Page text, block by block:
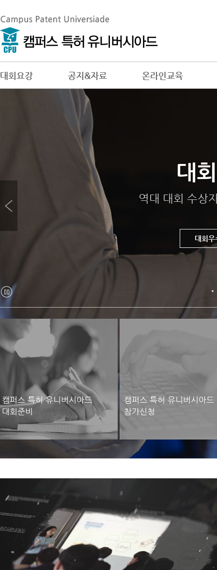
대회요강 공지&자료 온라인교육
캠퍼스 특허 유니버시아드
대회준비
젊은 창
캠퍼스 특허 유니버시아드
참가신청
개인 또는 팀(3
참가
답안제출 시 유
답안
대
역대 대회 수상
대회
정